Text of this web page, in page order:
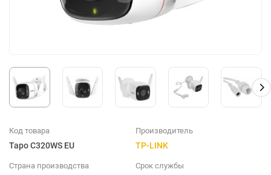
Код товара
Tapo C320WS EU
Производитель
TP-LINK
Страна производства Срок службы